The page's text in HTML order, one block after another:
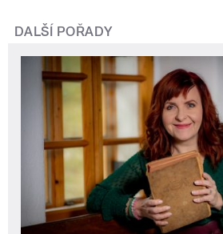
DALŠÍ POŘADY